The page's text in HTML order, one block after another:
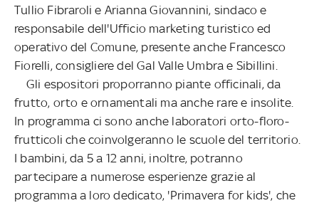
Tullio Fibraroli e Arianna Giovannini, sindaco e
responsabile dell'Ufficio marketing turistico ed
operativo del Comune, presente anche Francesco
Fiorelli, consigliere del Gal Valle Umbra e Sibillini.
Gli espositori proporranno piante officinali, da
frutto, orto e ornamentali ma anche rare e insolite.
In programma ci sono anche laboratori orto-floro-
frutticoli che coinvolgeranno le scuole del territorio.
I bambini, da 5 a 12 anni, inoltre, potranno
partecipare a numerose esperienze grazie al
programma a loro dedicato, 'Primavera for kids', che